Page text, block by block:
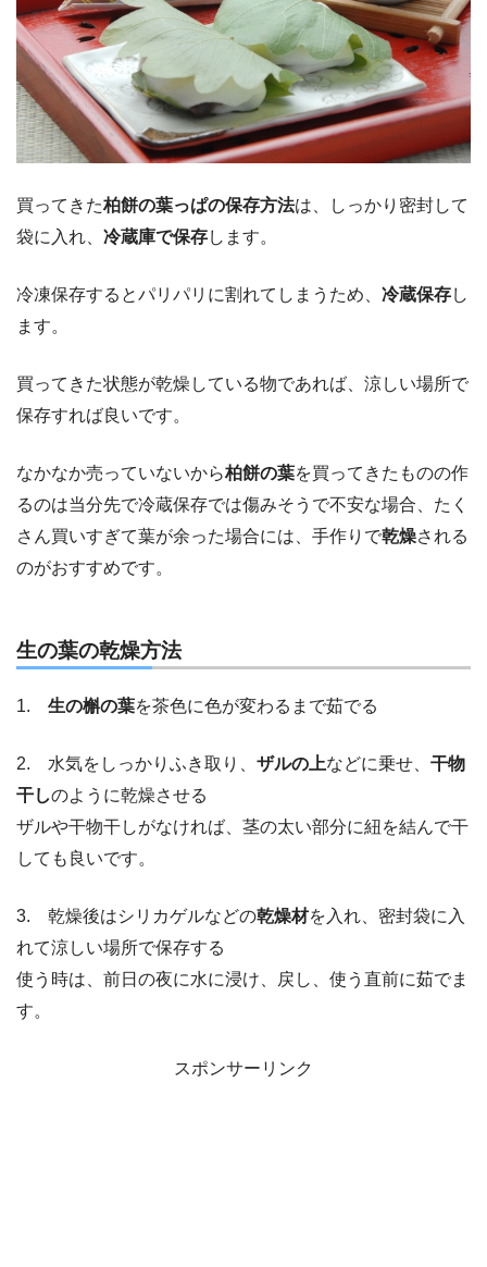
買ってきた柏餅の葉っぱの保存方法は、しっかり密封して
袋に入れ、 冷蔵庫で保存します。
冷凍保存するとパリパリに割れてしまうため、 冷蔵保存し
ます。
買ってきた状態が乾燥している物であれば、涼しい場所で
保存すれば良いです。
なかなか売っていないから柏餅の葉を買ってきたものの作
るのは当分先で冷蔵保存では傷みそうで不安な場合、たく
さん買いすぎて葉が余った場合には、手作りで乾燥される
のがおすすめです。
生の葉の乾燥方法
1. 生の槲の葉を茶色に色が変わるまで茹でる
2. 水気をしっかりふき取り、 ザルの上などに乗せ、 干物
干しのように乾燥させる
ザルや干物干しがなければ、茎の太い部分に紐を結んで干
しても良いです。
3. 乾燥後はシリカゲルなどの乾燥材を入れ、密封袋に入
れて涼しい場所で保存する
使う時は、前日の夜に水に浸け、戻し、使う直前に茹でま
す。
スポンサーリンク